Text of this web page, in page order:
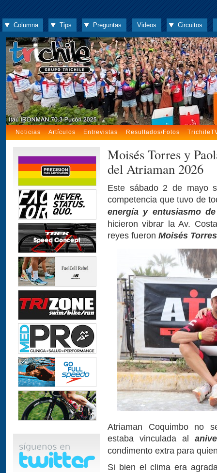
Columna Tips Preguntas Videos Circuitos
Noticias Artículos Entrevistas Resultados/Fotos
Moisés Torres y
del Atriaman 2026
Este sábado 2 de mayo
competencia que tuvo de
energía y entusiasmo
hicieron vibrar la Av.
reyes fueron Moisés
Atriaman Coquimbo no
estaba vinculada al
condimento extra para
Si bien el clima era